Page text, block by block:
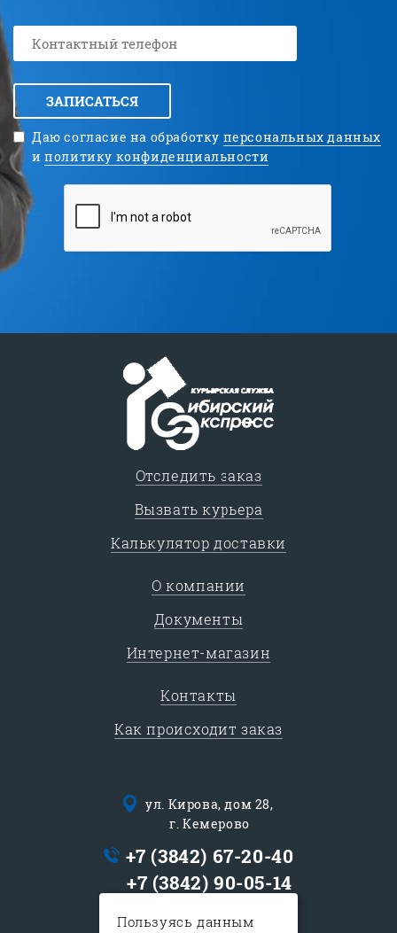
ЗАПИСАТЬСЯ
Даю согласие на обработку персональных данных
иполитику конфиденциальности
Отследить заказ
Вызвать курьера
Калькулятор доставки
О компании
Документы
Интернет-магазин
Контакты
Как происходит заказ
ул. Кирова, дом 28,
г. Кемерово
+7 (3842) 67-20-40
+7 (3842) 90-05-14
Пользуясь данным